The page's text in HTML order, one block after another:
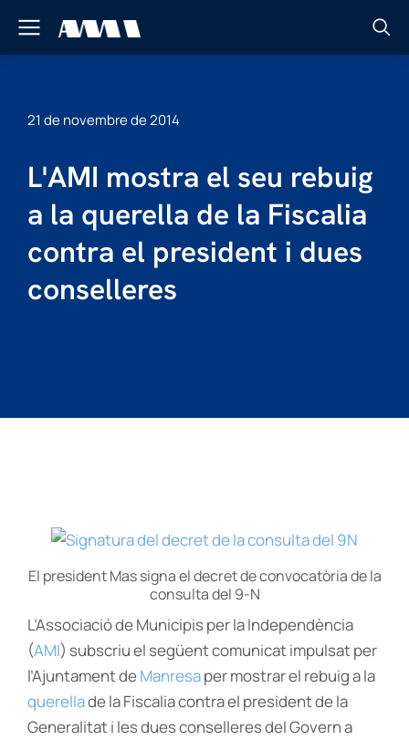
21 de novembre de 2014
L'AMI mostra el seu rebuig
a la querella de la Fiscalia
contra el president i dues
conselleres
El president Mas signa el decret de convocatòria de la
consulta del 9-N
L’Associació de Municipis per la Independència
(AMI) subscriu el següent comunicat impulsat per
l’Ajuntament deManresaper mostrar el rebuig a la
querellade la Fiscalia contra el president de la
Generalitat i les dues conselleres del Govern a